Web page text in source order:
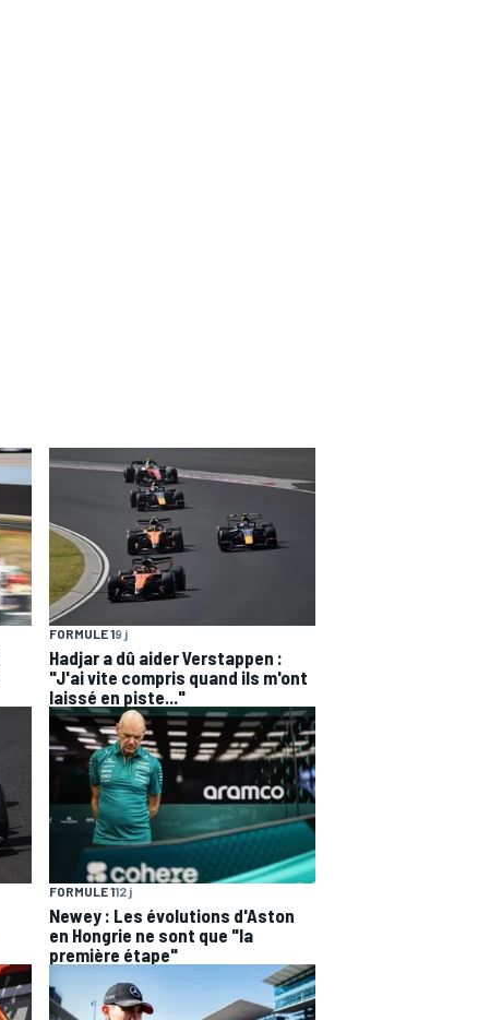
FORMULE 19 j
Hadjar a dû aider Verstappen :
"J'ai vite compris quand ils m'ont
laissé en piste..."
FORMULE 112 j
Newey : Les évolutions d'Aston
en Hongrie ne sont que "la
première étape"